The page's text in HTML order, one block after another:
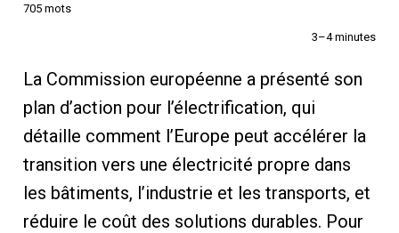
705 mots
3–4 minutes
La Commission européenne a présenté son
plan d’action pour l’électrification, qui
détaille comment l’Europe peut accélérer la
transition vers une électricité propre dans
les bâtiments, l’industrie et les transports, et
réduire le coût des solutions durables. Pour